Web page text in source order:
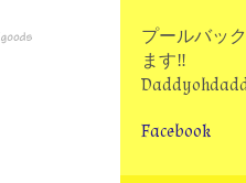
プールバッ
ます‼
Facebook